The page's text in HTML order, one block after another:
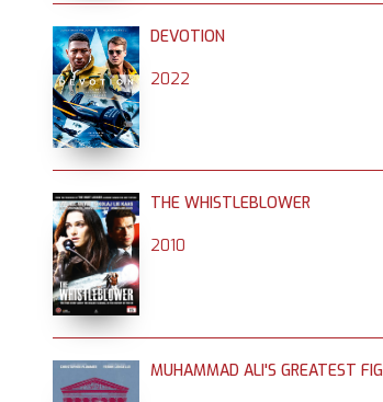
DEVOTION
2022
THE WHISTLEBLOWER
2010
MUHAMMAD ALI'S GREATEST